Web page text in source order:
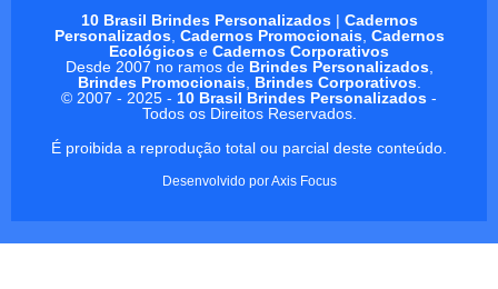
10 Brasil Brindes Personalizados| Cadernos
Personalizados, Cadernos Promocionais, Cadernos
Ecológicos e Cadernos Corporativos
Desde 2007 no ramos de Brindes Personalizados,
Brindes Promocionais, Brindes Corporativos.
© 2007 - 2025 - 10 Brasil Brindes Personalizados -
Todos os Direitos Reservados.
É proibida a reprodução total ou parcial deste conteúdo.
Desenvolvido porAxis Focus